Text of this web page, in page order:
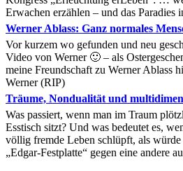
Erwachen erzählen – und das
Werner Ablass: Ganz normales
Vor kurzem wo gefunden und neu
Video von Werner 🙂 – als
meine Freundschaft zu Werner Ablass
Werner (RIP)
Träume, Nondualität und
Was passiert, wenn man im Traum
Esstisch sitzt? Und was bedeutet es,
völlig fremde Leben schlüpft, als
„Edgar-Festplatte“ gegen eine andere